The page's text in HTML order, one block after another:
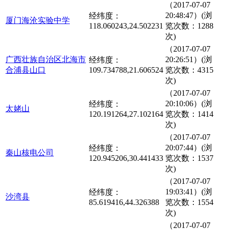
厦门海沧实验中学
经纬度：
118.060243,24.502231
（2017-07-07
20:48:47）(浏
览次数：1288
次)
广西壮族自治区北海市
合浦县山口
经纬度：
109.734788,21.606524
（2017-07-07
20:26:51）(浏
览次数：4315
次)
太姥山
经纬度：
120.191264,27.102164
（2017-07-07
20:10:06）(浏
览次数：1414
次)
秦山核电公司
经纬度：
120.945206,30.441433
（2017-07-07
20:07:44）(浏
览次数：1537
次)
沙湾县
经纬度：
85.619416,44.326388
（2017-07-07
19:03:41）(浏
览次数：1554
次)
（2017-07-07